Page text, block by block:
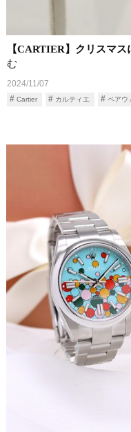
【CARTIER】クリスマ
む
2024/11/07
Cartier カルティエ ペアウ